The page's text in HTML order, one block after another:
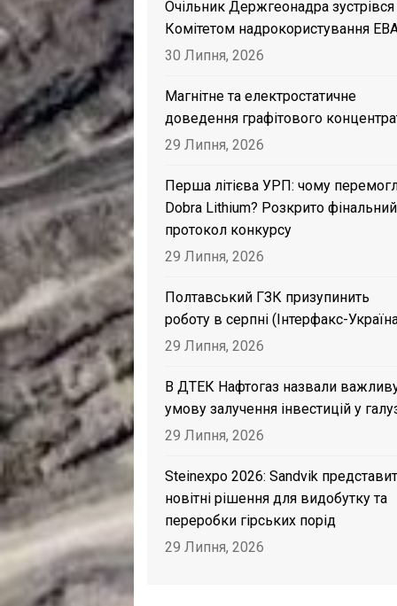
Очільник Держгеонадра зустрівся
Комітетом надрокористування
30 Липня, 2026
Магнітне та електростатичне
доведення графітового
29 Липня, 2026
Перша літієва УРП: чому
Dobra Lithium? Розкрито фінальний
протокол конкурсу
29 Липня, 2026
Полтавський ГЗК призупинить
роботу в серпні (Інтерфакс-
29 Липня, 2026
В ДТЕК Нафтогаз назвали
умову залучення інвестицій у
29 Липня, 2026
Steinexpo 2026: Sandvik
новітні рішення для видобутку та
переробки гірських порід
29 Липня, 2026